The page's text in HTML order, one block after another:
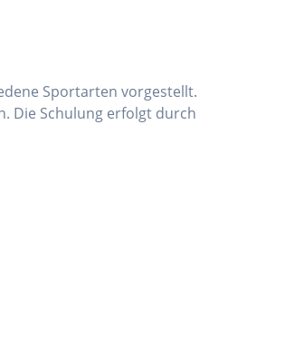
Sportarten vorgestellt.
Die Schulung erfolgt durch